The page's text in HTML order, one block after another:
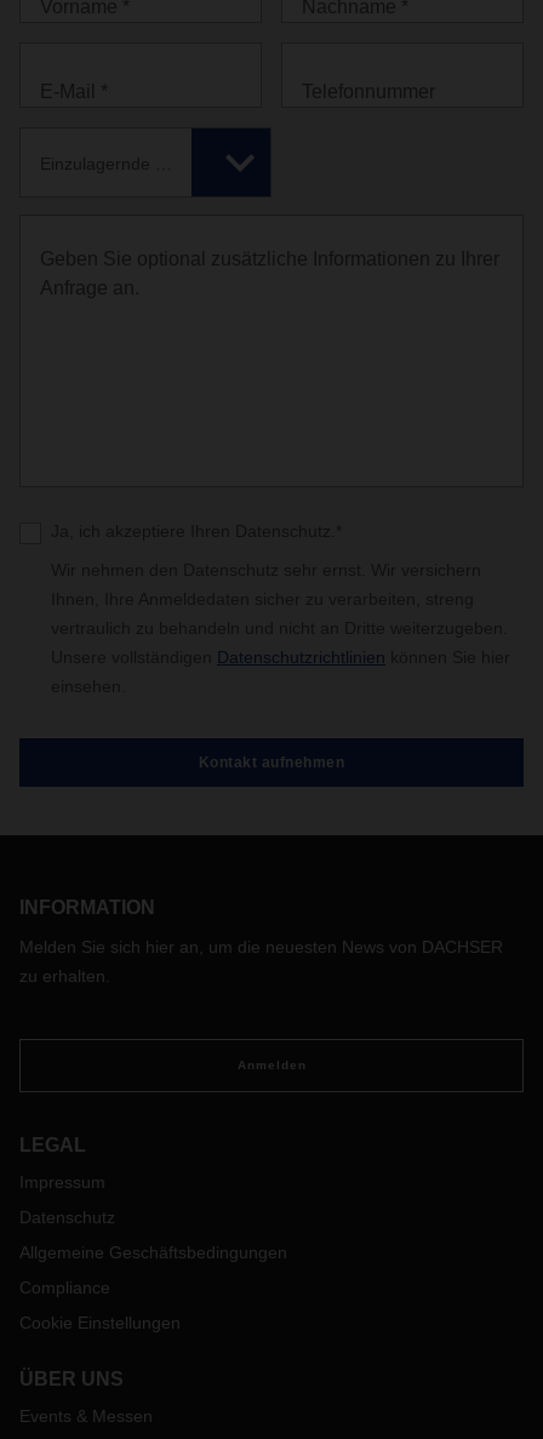
Vorname * Nachname *
E-Mail * Telefonnummer
Einzulagernde Produkte *
Geben Sie optional zusätzliche Informationen zu Ihrer
Anfrage an.
Datenschutzrichtlinien
INFORMATION
Melden Sie sich hier an, um die neuesten News von DACHSER
zu erhalten.
Anmelden
LEGAL
Impressum
Datenschutz
Allgemeine Geschäftsbedingungen
Compliance
Cookie Einstellungen
ÜBER UNS
Events & Messen